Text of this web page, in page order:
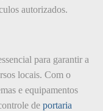
autorizados.
para garantir a
locais. Com o
e equipamentos
de portaria